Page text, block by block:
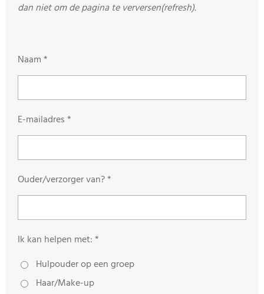
dan niet om de pagina te verversen(refresh).
Naam *
E-mailadres *
Ouder/verzorger van? *
Ik kan helpen met: *
Hulpouder op een groep
Haar/Make-up